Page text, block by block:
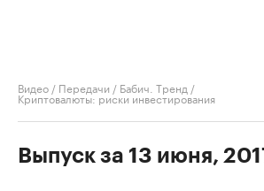
Видео / Передачи / Бабич. Тренд /
Криптовалюты: риски инвестирования
Выпуск за 13 июня,